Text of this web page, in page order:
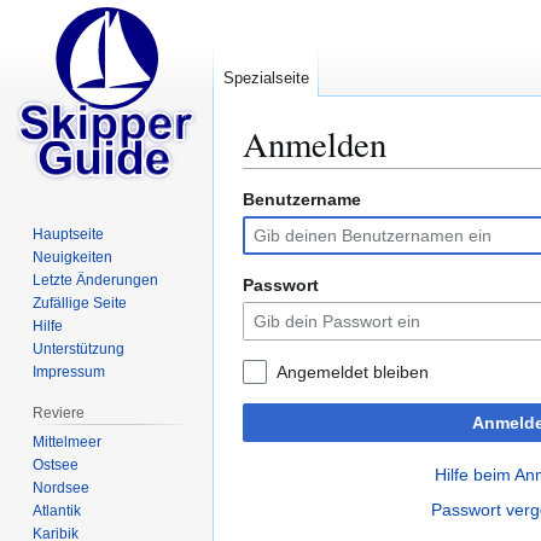
Anmelden
Zur
Navigation
springen
Zur
Suche
springen
Benutzername
Passwort
Angemeldet bleiben
Hilfe beim
Passwort
Spezialseite
Hauptseite
Neuigkeiten
Letzte Änderungen
Zufällige Seite
Hilfe
Unterstützung
Impressum
Reviere
Mittelmeer
Ostsee
Nordsee
Atlantik
Karibik